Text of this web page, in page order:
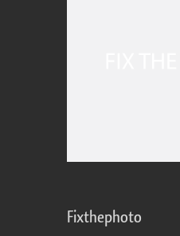
Fixthephoto